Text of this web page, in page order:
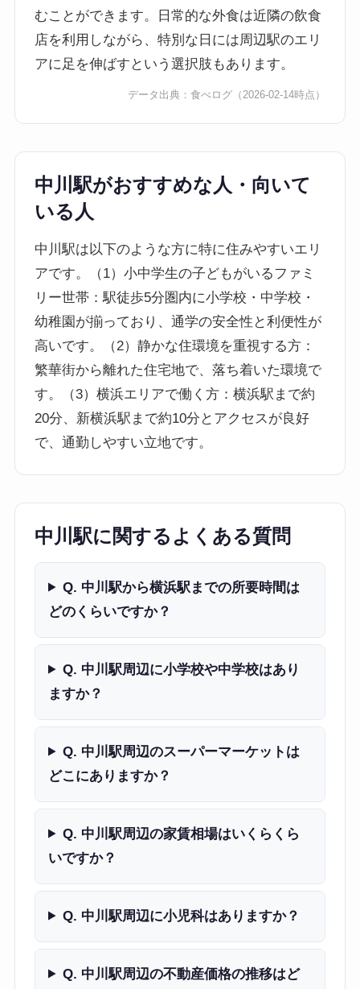
むことができます。日常的な外食は近隣の飲食
店を利用しながら、特別な日には周辺駅のエリ
アに足を伸ばすという選択肢もあります。
データ出典：食べログ （2026-02-14時点）
中川駅がおすすめな人・向いて
いる人
中川駅は以下のような方に特に住みやすいエリ
アです。（1）小中学生の子どもがいるファミ
リー世帯：駅徒歩5分圏内に小学校・中学校・
幼稚園が揃っており、通学の安全性と利便性が
高いです。（2）静かな住環境を重視する方：
繁華街から離れた住宅地で、落ち着いた環境で
す。（3）横浜エリアで働く方：横浜駅まで約
20分、新横浜駅まで約10分とアクセスが良好
で、通勤しやすい立地です。
中川駅に関するよくある質問
Q. 中川駅から横浜駅までの所要時間は
どのくらいですか？
Q. 中川駅周辺に小学校や中学校はあり
ますか？
Q. 中川駅周辺のスーパーマーケットは
どこにありますか？
Q. 中川駅周辺の家賃相場はいくらくら
いですか？
Q. 中川駅周辺に小児科はありますか？
Q. 中川駅周辺の不動産価格の推移はど